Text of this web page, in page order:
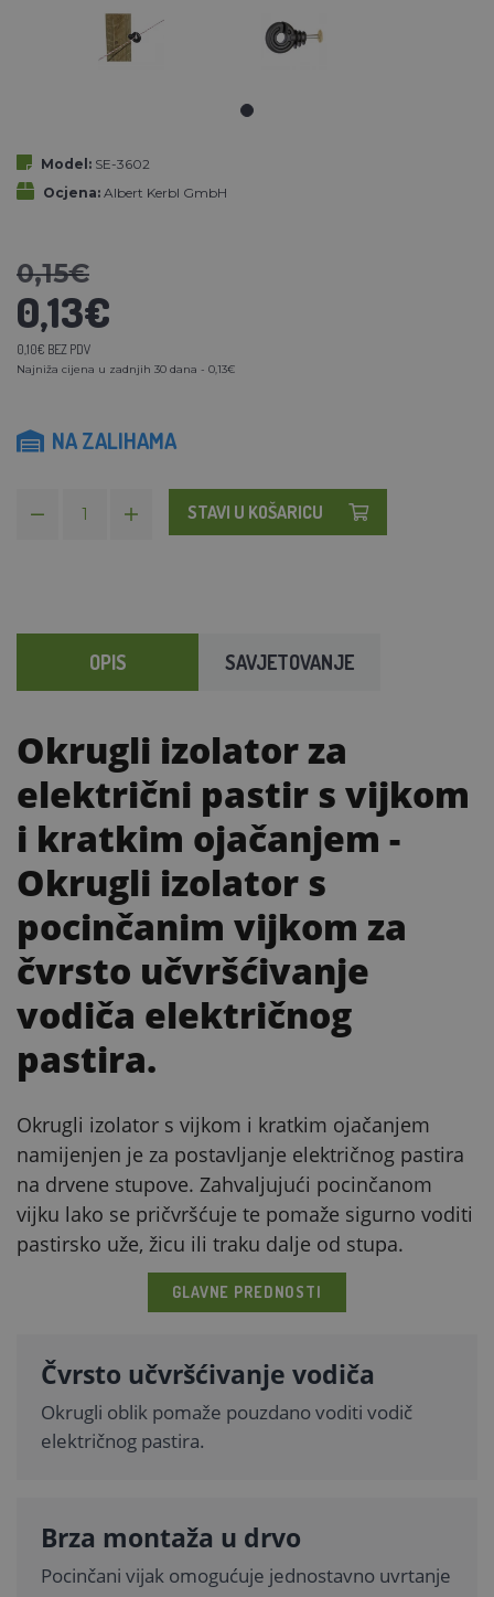
Model: SE-3602
Ocjena: Albert Kerbl GmbH
0,15€
0,13€
0,10€ BEZ PDV
Najniža cijena u zadnjih 30 dana - 0,13€
NA ZALIHAMA
STAVI U KOŠARICU
OPIS SAVJETOVANJE
Okrugli izolator za
električni pastir s vijkom
i kratkim ojačanjem -
Okrugli izolator s
pocinčanim vijkom za
čvrsto učvršćivanje
vodiča električnog
pastira.
Okrugli izolator s vijkom i kratkim ojačanjem
namijenjen je za postavljanje električnog pastira
na drvene stupove. Zahvaljujući pocinčanom
vijku lako se pričvršćuje te pomaže sigurno voditi
pastirsko uže, žicu ili traku dalje od stupa.
GLAVNE PREDNOSTI
Čvrsto učvršćivanje vodiča
Okrugli oblik pomaže pouzdano voditi vodič
električnog pastira.
Brza montaža u drvo
Pocinčani vijak omogućuje jednostavno uvrtanje